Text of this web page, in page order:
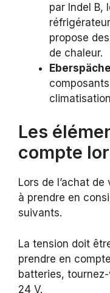
par Indel B,
propose
de chaleur.
Les
compte
Lors de l’achat
à prendre en
suivants.
La tension doit
prendre en
batteries,
24 V.